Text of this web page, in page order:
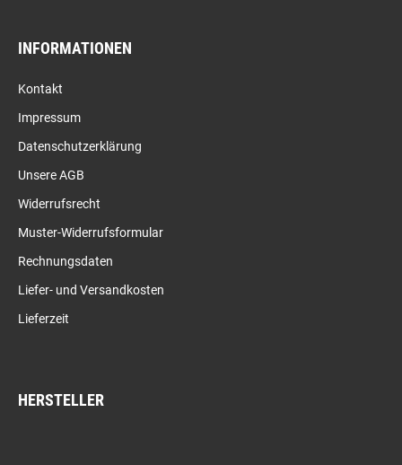
INFORMATIONEN
Kontakt
Impressum
Datenschutzerklärung
Unsere AGB
Widerrufsrecht
Muster-Widerrufsformular
Rechnungsdaten
Liefer- und Versandkosten
Lieferzeit
HERSTELLER